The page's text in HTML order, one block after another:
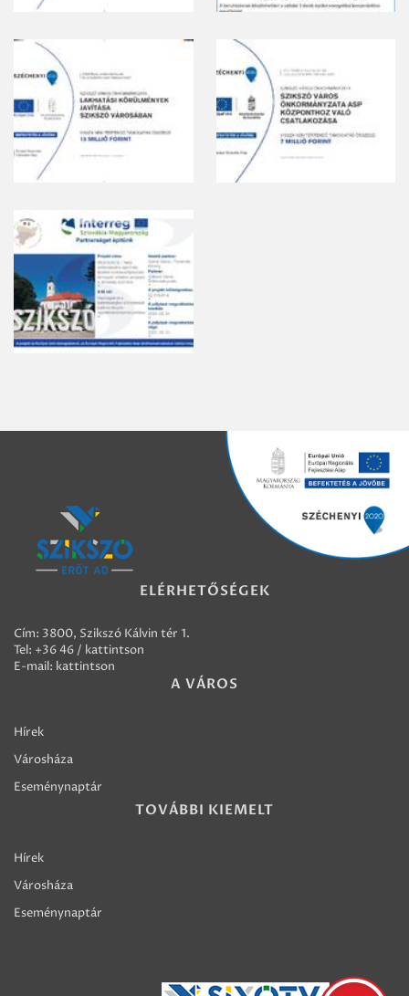
ELÉRHETŐSÉGEK
Cím: 3800, Szikszó Kálvin tér 1.
Tel: +36 46 / kattintson
E-mail: kattintson
A VÁROS
Hírek
Városháza
Eseménynaptár
TOVÁBBI KIEMELT
Hírek
Városháza
Eseménynaptár